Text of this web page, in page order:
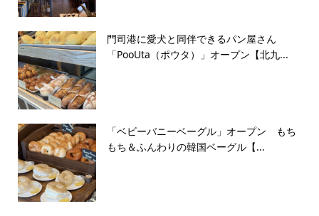
門司港に愛犬と同伴できるパン屋さん
「PooUta（ポウタ）」オープン【北九...
「ベビーバニーベーグル」オープン もち
もち＆ふんわりの韓国ベーグル【...